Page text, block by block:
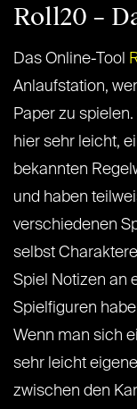
Roll20 –
Das Online-Tool
Anlaufstation,
Paper zu
hier sehr leicht,
bekannten
und haben
verschiedenen
selbst
Spiel Notizen an
Spielfiguren
Wenn man sich
sehr leicht
zwischen den